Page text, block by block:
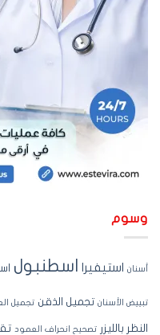
استيفيرا اسطنبول اسعار
الأسنان تجميل الذقن تجميل العيون
بالليزر تصحيح انحراف العمود تقشير